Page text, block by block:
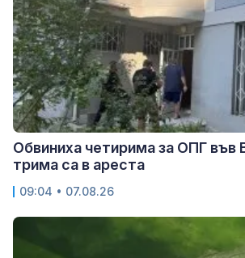
Обвиниха четирима за ОПГ във
трима са в ареста
09:04 • 07.08.26